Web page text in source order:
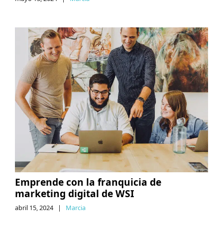
Emprende con la franquicia de
marketing digital de WSI
abril 15, 2024 | Marcia